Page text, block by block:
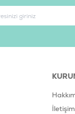
İletişim